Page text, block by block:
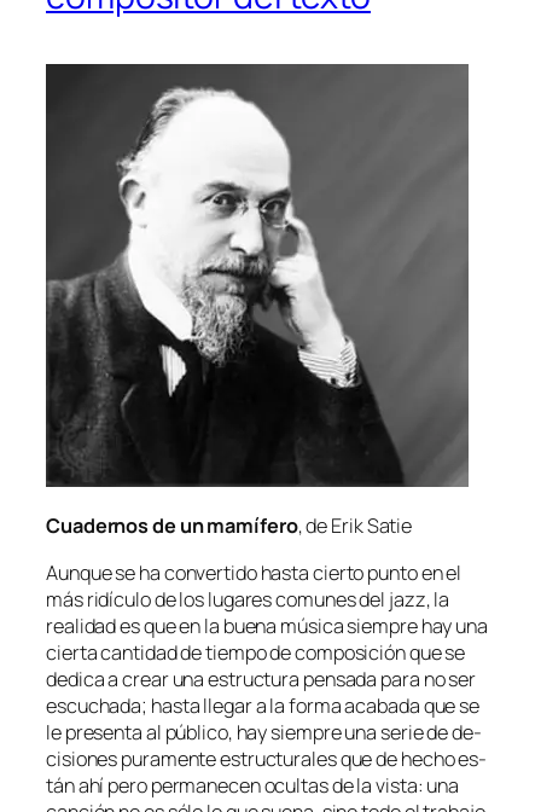
Cuadernos de un ma­mí­fe­ro, de Erik Satie
Aunque se ha con­ver­ti­do has­ta cier­to pun­to en el
más ri­dícu­lo de los lu­ga­res co­mu­nes del jazz, la
reali­dad es que en la bue­na mú­si­ca siem­pre hay una
cier­ta can­ti­dad de tiem­po de com­po­si­ción que se
de­di­ca a crear una es­truc­tu­ra pen­sa­da pa­ra no ser
es­cu­cha­da; has­ta lle­gar a la for­ma aca­ba­da que se
le pre­sen­ta al pú­bli­co, hay siem­pre una se­rie de de­
ci­sio­nes pu­ra­men­te es­truc­tu­ra­les que de he­cho es­
tán ahí pe­ro per­ma­ne­cen ocul­tas de la vis­ta: una